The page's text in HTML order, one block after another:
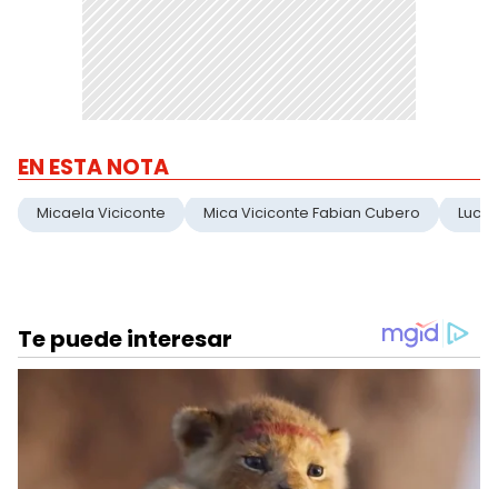
EN ESTA NOTA
Micaela Viciconte Mica Viciconte Fabian Cubero Luca